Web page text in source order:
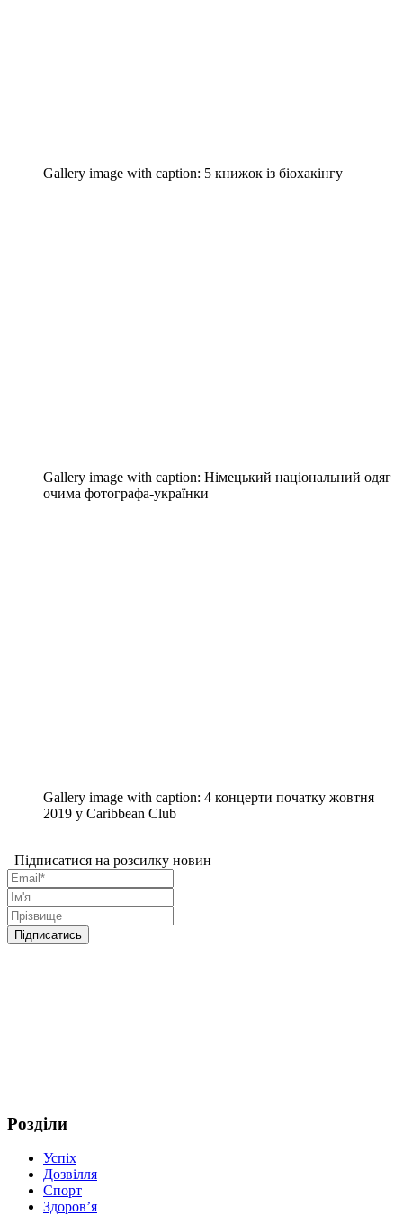
Gallery image with caption: 5 книжок із біохакінгу
Gallery image with caption: Німецький національний одяг
очима фотографа-українки
Gallery image with caption: 4 концерти початку жовтня
2019 у Caribbean Club
Підписатися на розсилку новин
Розділи
Успіх
Дозвілля
Спорт
Здоров’я